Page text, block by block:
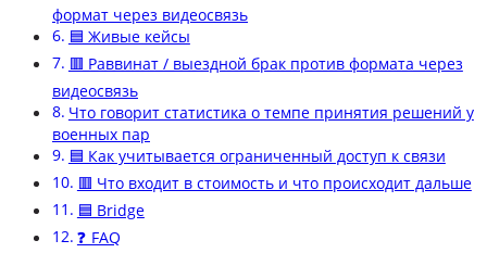
формат через видеосвязь
🟦 Живые кейсы
🟥 Раввинат / выездной брак против формата через
видеосвязь
Что говорит статистика о темпе принятия решений у
военных пар
🟦 Как учитывается ограниченный доступ к связи
🟥 Что входит в стоимость и что происходит дальше
🟦 Bridge
❓ FAQ